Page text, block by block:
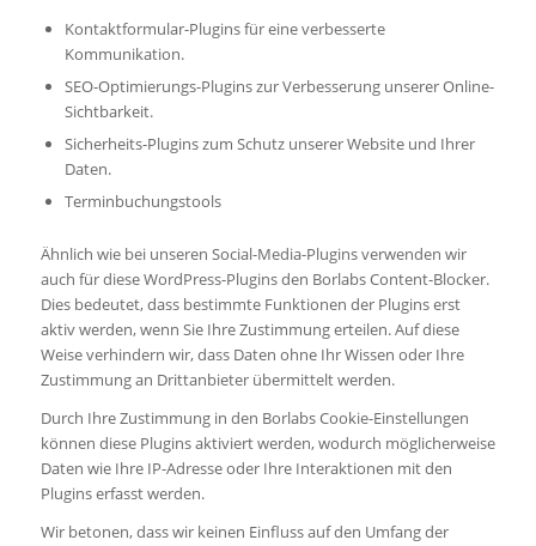
Kontaktformular-Plugins für eine verbesserte
Kommunikation.
SEO-Optimierungs-Plugins zur Verbesserung unserer Online-
Sichtbarkeit.
Sicherheits-Plugins zum Schutz unserer Website und Ihrer
Daten.
Terminbuchungstools
Ähnlich wie bei unseren Social-Media-Plugins verwenden wir
auch für diese WordPress-Plugins den Borlabs Content-Blocker.
Dies bedeutet, dass bestimmte Funktionen der Plugins erst
aktiv werden, wenn Sie Ihre Zustimmung erteilen. Auf diese
Weise verhindern wir, dass Daten ohne Ihr Wissen oder Ihre
Zustimmung an Drittanbieter übermittelt werden.
Durch Ihre Zustimmung in den Borlabs Cookie-Einstellungen
können diese Plugins aktiviert werden, wodurch möglicherweise
Daten wie Ihre IP-Adresse oder Ihre Interaktionen mit den
Plugins erfasst werden.
Wir betonen, dass wir keinen Einfluss auf den Umfang der